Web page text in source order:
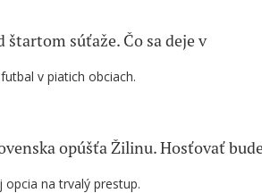
v piatich obciach.
súťaže. Čo sa deje v
na trvalý prestup.
opúšťa Žilinu. Hosťovať